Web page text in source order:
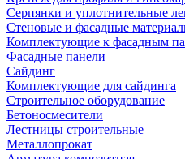
Серпянки и уплотнительные
Стеновые и фасадные
Комплектующие к фасадным
Фасадные панели
Сайдинг
Комплектующие для сайдинга
Строительное оборудование
Бетоносмесители
Лестницы строительные
Металлопрокат